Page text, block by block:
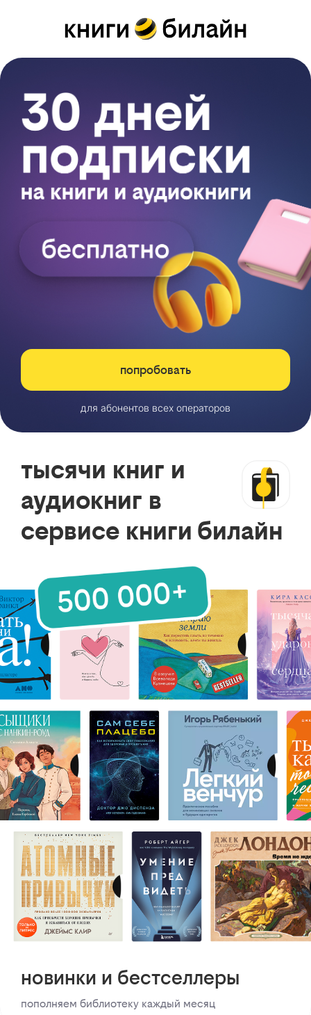
попробовать
для абонентов всех операторов
тысячи книг и
аудиокниг в
сервисе книги билайн
новинки и бестселлеры
пополняем библиотеку каждый месяц